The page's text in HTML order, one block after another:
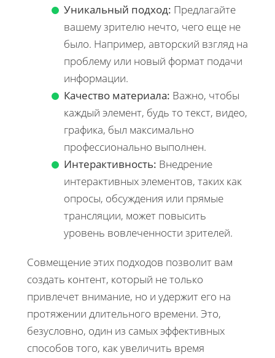
Уникальный подход: Предлагайте
вашему зрителю нечто, чего еще не
было. Например, авторский взгляд на
проблему или новый формат подачи
информации.
Качество материала: Важно, чтобы
каждый элемент, будь то текст, видео,
графика, был максимально
профессионально выполнен.
Интерактивность: Внедрение
интерактивных элементов, таких как
опросы, обсуждения или прямые
трансляции, может повысить
уровень вовлеченности зрителей.
Совмещение этих подходов позволит вам
создать контент, который не только
привлечет внимание, но и удержит его на
протяжении длительного времени. Это,
безусловно, один из самых эффективных
способов того, как увеличить время